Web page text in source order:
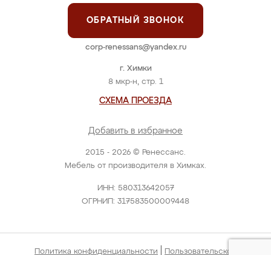
2015 - 2026 © Ренессанс.
Мебель от производителя в Химках.
ИНН: 580313642057
ОГРНИП: 317583500009448
г. Химки
8 мкр-н, стр. 1
СХЕМА ПРОЕЗДА
Добавить в избранное
ОБРАТНЫЙ ЗВОНОК
corp-renessans@yandex.ru
Политика конфиденциальности Пользовательское